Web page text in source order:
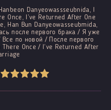
Danyeowassseubnida, I
Once, I’ve Returned After One
Han Bun Danyeowasseubmida,
после первого брака / Я уже
по новой / После первого
Once / I’ve Returned After